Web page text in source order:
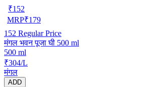
₹152
MRP₹179
152 Regular Price
मंगल भवन पूजा घी 500 ml
500 ml
₹304/L
मंगल
ADD